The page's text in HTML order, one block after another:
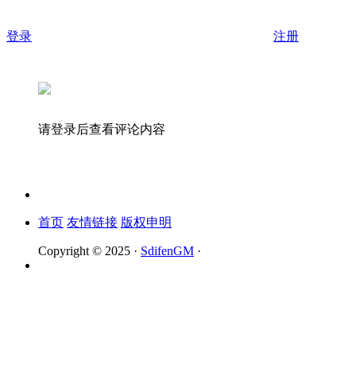
登录 注册
请登录后查看评论内容
首页 友情链接 版权申明
Copyright © 2025 · SdifenGM ·